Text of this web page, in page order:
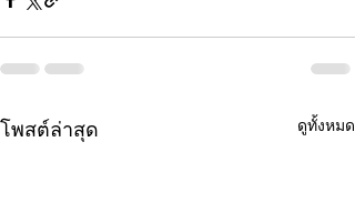
โพสต์ล่าสุด ดูทั้งหมด